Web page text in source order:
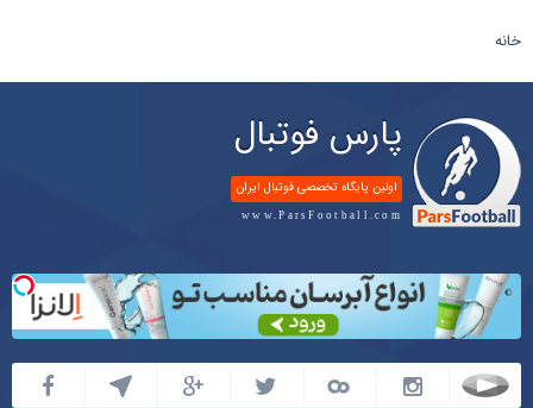
خانه
پارس فوتبال
اولین پایگاه تخصصی فوتبال ایران
www.ParsFootball.com